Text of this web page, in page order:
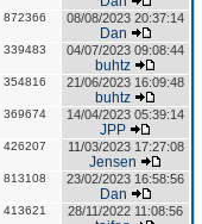
872366 08/08/2023 20:37:14
Dan
339483 04/07/2023 09:08:44
buhtz
354816 21/06/2023 16:09:48
buhtz
369674 14/04/2023 05:39:14
JPP
426207 11/03/2023 17:27:08
Jensen
813108 23/02/2023 16:58:56
Dan
413621 28/11/2022 11:08:56